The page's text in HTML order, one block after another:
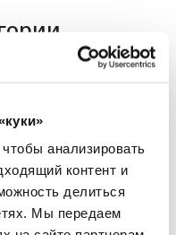
анализировать
контент и
делиться
Мы передаем